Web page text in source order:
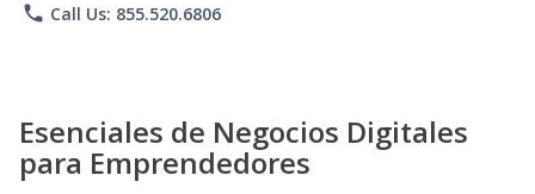
phone Call Us: 855.520.6806
Esenciales de Negocios Digitales
para Emprendedores